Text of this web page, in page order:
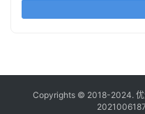
Copyrights © 2018-2024.